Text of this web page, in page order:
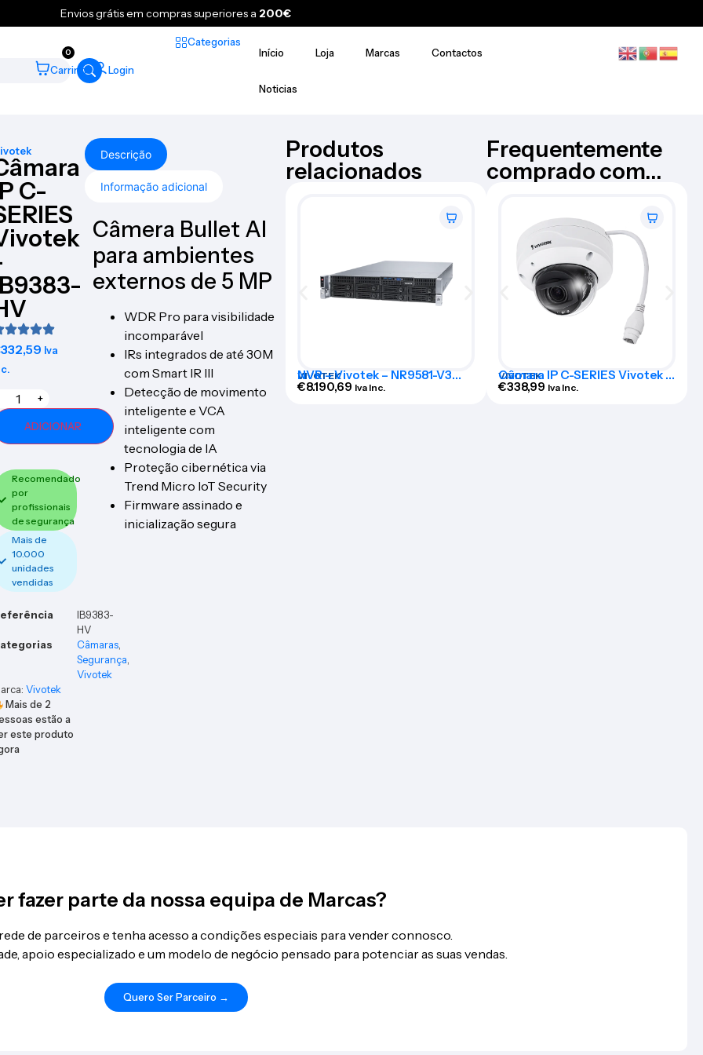
Envios grátis em compras superiores a 200€
0
Carrinho Login
Categorias
Início
Loja Marcas Contactos
Noticias
C-
332,59 Iva
+
ADICIONAR
Recomendado
por
profissionais
de segurança
Mais de
10.000
unidades
vendidas
IB9383-
HV
Câmaras,
Segurança,
Vivotek
Vivotek
Mais de 2
estão a
este produto
Descrição
Informação adicional
Câmera Bullet AI
para ambientes
externos de 5 MP
WDR Pro para visibilidade
incomparável
IRs integrados de até 30M
com Smart IR III
Detecção de movimento
inteligente e VCA
inteligente com
tecnologia de IA
Proteção cibernética via
Trend Micro IoT Security
Firmware assinado e
inicialização segura
Produtos
relacionados
VIVOTEK
NVR – Vivotek – NR9581-V3
32CH
€8.190,69 Iva Inc.
VIVOTEK
Câmara IP C-SERIES Vivotek -
Frequentemente
comprado com...
VIVOTEK
Câmara IP C-SERIES Vivotek -
FD9368-HTV
€338,99 Iva Inc.
fazer parte da nossa equipa de Marcas?
de parceiros e tenha acesso a condições especiais para vender connosco.
apoio especializado e um modelo de negócio pensado para potenciar as suas vendas.
Quero Ser Parceiro →